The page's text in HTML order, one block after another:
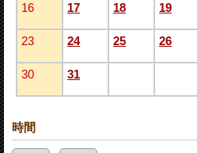
16 17 18 19
23 24 25 26
30 31
時間